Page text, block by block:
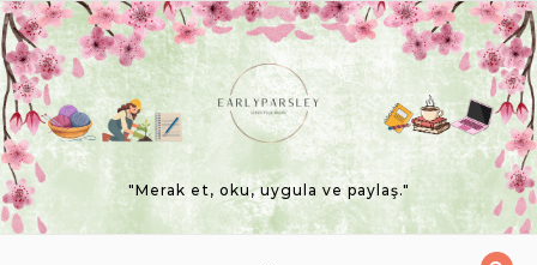
Skip to content
"Merak et, oku, uygula ve paylaş."